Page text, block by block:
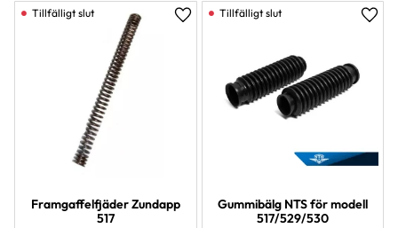
Framgaffelfjäder Zundapp
517
Lägg till i favoriter
Gummibälg NTS för modell
517/529/530